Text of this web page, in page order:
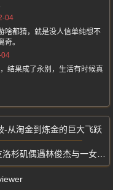
04
啥都猜，就是没人信单纯想不
。
结果成了永别，生活有时候真
-从淘金到炼金的巨大飞跃
矶偶遇林俊杰与一女生出行